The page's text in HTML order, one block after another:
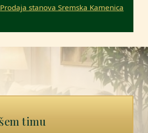
Prodaja stanova Sremska Kamenica
timu